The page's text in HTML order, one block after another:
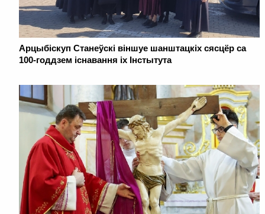
Арцыбіскуп Станеўскі віншуе шанштацкіх сясцёр са
100-годдзем існавання іх Інстытута